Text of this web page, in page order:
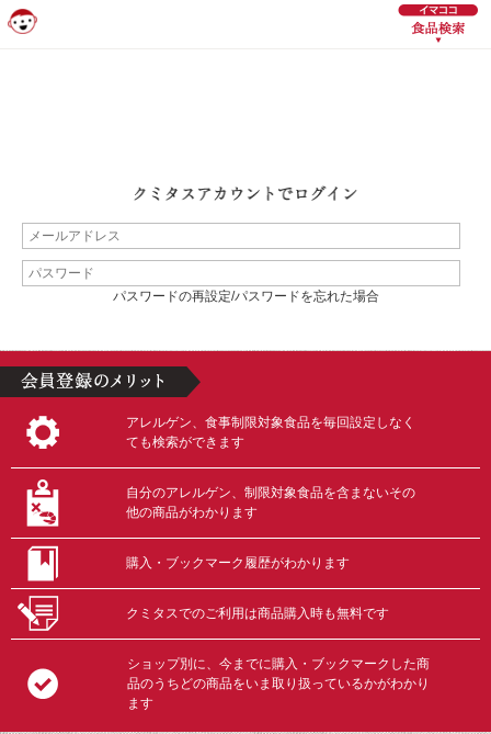
パスワードの再設定/パスワードを忘れた場合
アレルゲン、食事制限対象食品を毎回設定しなく
ても検索ができます
自分のアレルゲン、制限対象食品を含まないその
他の商品がわかります
購入・ブックマーク履歴がわかります
クミタスでのご利用は商品購入時も無料です
ショップ別に、今までに購入・ブックマークした商
品のうちどの商品をいま取り扱っているかがわかり
ます